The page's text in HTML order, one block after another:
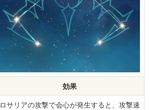
効果
ロサリアの攻撃で会心が発生すると、攻撃速